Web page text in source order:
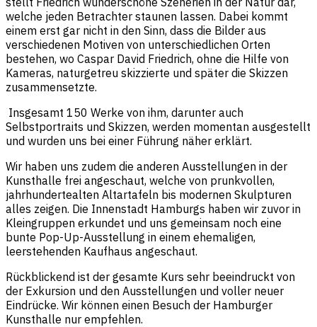
welche jeden Betrachter staunen lassen. Dabei kommt
einem erst gar nicht in den Sinn, dass die Bilder aus
verschiedenen Motiven von unterschiedlichen Orten
bestehen, wo Caspar David Friedrich, ohne die Hilfe von
Kameras, naturgetreu skizzierte und später die Skizzen
zusammensetzte.
Insgesamt 150 Werke von ihm, darunter auch
Selbstportraits und Skizzen, werden momentan ausgestellt
und wurden uns bei einer Führung näher erklärt.
Wir haben uns zudem die anderen Ausstellungen in der
Kunsthalle frei angeschaut, welche von prunkvollen,
jahrhundertealten Altartafeln bis modernen Skulpturen
alles zeigen. Die Innenstadt Hamburgs haben wir zuvor in
Kleingruppen erkundet und uns gemeinsam noch eine
bunte Pop-Up-Ausstellung in einem ehemaligen,
leerstehenden Kaufhaus angeschaut.
Rückblickend ist der gesamte Kurs sehr beeindruckt von
der Exkursion und den Ausstellungen und voller neuer
Eindrücke. Wir können einen Besuch der Hamburger
Kunsthalle nur empfehlen.